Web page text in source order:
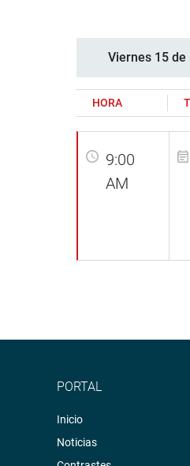
Viernes 15 de
HORA
9:00
AM
PORTAL
Inicio
Noticias